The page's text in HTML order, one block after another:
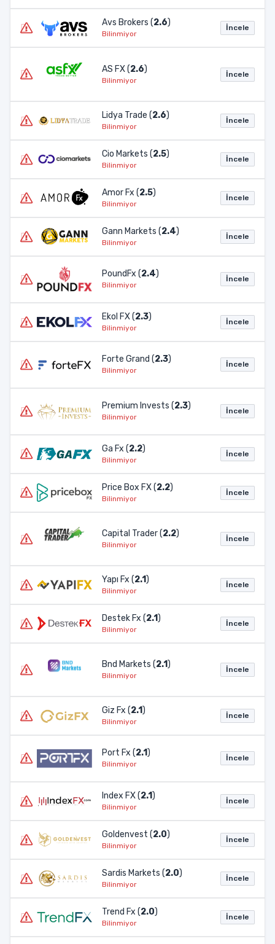
Avs Brokers (2.6)
Bilinmiyor
İncele
AS FX (2.6)
Bilinmiyor
İncele
Lidya Trade (2.6)
Bilinmiyor
İncele
Cio Markets (2.5)
Bilinmiyor
İncele
Amor Fx (2.5)
Bilinmiyor
İncele
Gann Markets (2.4)
Bilinmiyor
İncele
PoundFx (2.4)
Bilinmiyor
İncele
Ekol FX (2.3)
Bilinmiyor
İncele
Forte Grand (2.3)
Bilinmiyor
İncele
Premium Invests (2.3)
Bilinmiyor
İncele
Ga Fx (2.2)
Bilinmiyor
İncele
Price Box FX (2.2)
Bilinmiyor
İncele
Capital Trader (2.2)
Bilinmiyor
İncele
Yapı Fx (2.1)
Bilinmiyor
İncele
Destek Fx (2.1)
Bilinmiyor
İncele
Bnd Markets (2.1)
Bilinmiyor
İncele
Giz Fx (2.1)
Bilinmiyor
İncele
Port Fx (2.1)
Bilinmiyor
İncele
Index FX (2.1)
Bilinmiyor
İncele
Goldenvest (2.0)
Bilinmiyor
İncele
Sardis Markets (2.0)
Bilinmiyor
İncele
Trend Fx (2.0)
Bilinmiyor
İncele